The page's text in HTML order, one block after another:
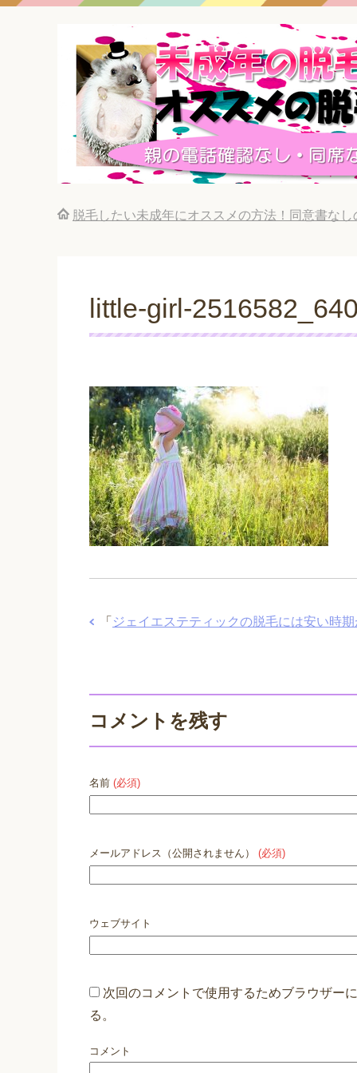
脱毛したい未成年にオススメの方法！同意書な
little-girl-
「 ジェイエステティックの脱毛には安い時
コメントを残す
名前 (必須)
メールアドレス（公開されません） (必須)
ウェブサイト
次回のコメントで使用するためブラウザー
る。
コメント